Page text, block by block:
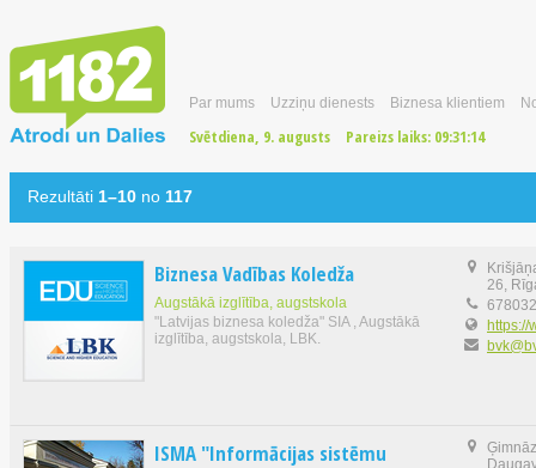
Par mums Uzziņu dienests Biznesa klientiem
Svētdiena, 9. augusts Pareizs laiks: 09:31:15
Rezultāti 1–10 no 117
Biznesa Vadības Koledža
Augstākā izglītība, augstskola
"Latvijas biznesa koledža" SIA , Augstākā
izglītība, augstskola, LBK.
26,
https://
ISMA "Informācijas sistēmu